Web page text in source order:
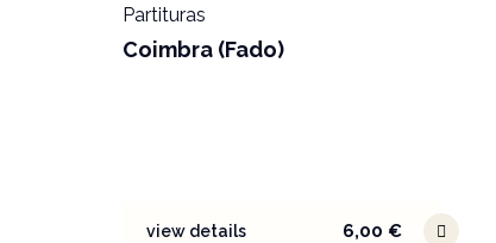
Partituras
Coimbra (Fado)
view details 6,00€